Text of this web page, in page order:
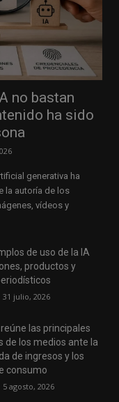
no bastan
ha sido
generativa ha
la autoría de los
vídeos y
de uso de la IA
productos y
31 julio, 2026
reúne las principales
de los medios ante la
de ingresos y los
consumo
5 agosto, 2026